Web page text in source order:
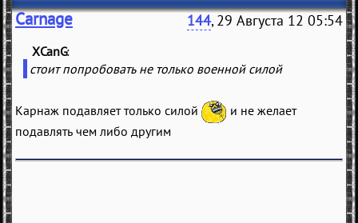
Carnage 144, 29 Августа 12 05:54
XCanG
стоит попробовать не только военной силой
Карнаж подавляет только силой
и не желает
подавлять чем либо другим